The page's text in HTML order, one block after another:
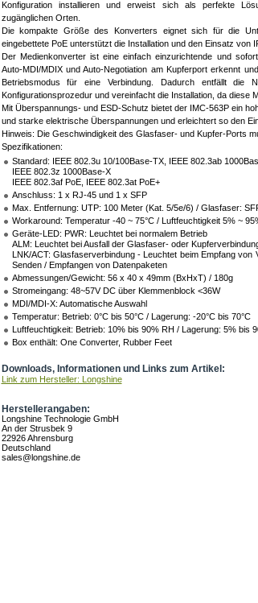
Konfiguration installieren und erweist sich als perfekte
zugänglichen Orten.
Die kompakte Größe des Konverters eignet sich für die
eingebettete PoE unterstützt die Installation und den Einsatz von
Der Medienkonverter ist eine einfach einzurichtende und
Auto-MDI/MDIX und Auto-Negotiation am Kupferport erkennt
Betriebsmodus für eine Verbindung. Dadurch entfällt die
Konfigurationsprozedur und vereinfacht die Installation, da diese
Mit Überspannungs- und ESD-Schutz bietet der IMC-563P ein
und starke elektrische Überspannungen und erleichtert so den
Hinweis: Die Geschwindigkeit des Glasfaser- und Kupfer-Ports
Spezifikationen:
Standard: IEEE 802.3u 10/100Base-TX, IEEE 802.3ab
IEEE 802.3z 1000Base-X
IEEE 802.3af PoE, IEEE 802.3at PoE+
Anschluss: 1 x RJ-45 und 1 x SFP
Max. Entfernung: UTP: 100 Meter (Kat. 5/5e/6) / Glasfaser:
Workaround: Temperatur -40 ~ 75°C / Luftfeuchtigkeit 5% ~
Geräte-LED: PWR: Leuchtet bei normalem Betrieb
ALM: Leuchtet bei Ausfall der Glasfaser- oder
LNK/ACT: Glasfaserverbindung - Leuchtet beim Empfang
Senden / Empfangen von Datenpaketen
Abmessungen/Gewicht: 56 x 40 x 49mm (BxHxT) / 180g
Stromeingang: 48~57V DC über Klemmenblock <36W
MDI/MDI-X: Automatische Auswahl
Temperatur: Betrieb: 0°C bis 50°C / Lagerung: -20°C bis 70°C
Luftfeuchtigkeit: Betrieb: 10% bis 90% RH / Lagerung: 5% bis
Box enthält: One Converter, Rubber Feet
Downloads, Informationen und Links zum Artikel:
Link zum Hersteller: Longshine
Herstellerangaben:
Longshine Technologie GmbH
An der Strusbek 9
22926 Ahrensburg
Deutschland
sales@longshine.de